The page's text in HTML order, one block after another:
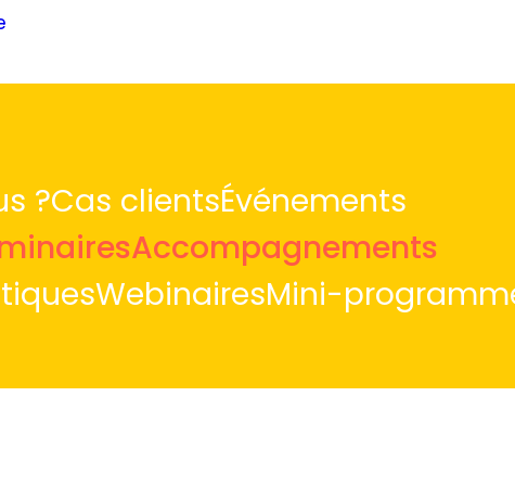
?Cas clientsÉvénements
Accompagnements
WebinairesMini-